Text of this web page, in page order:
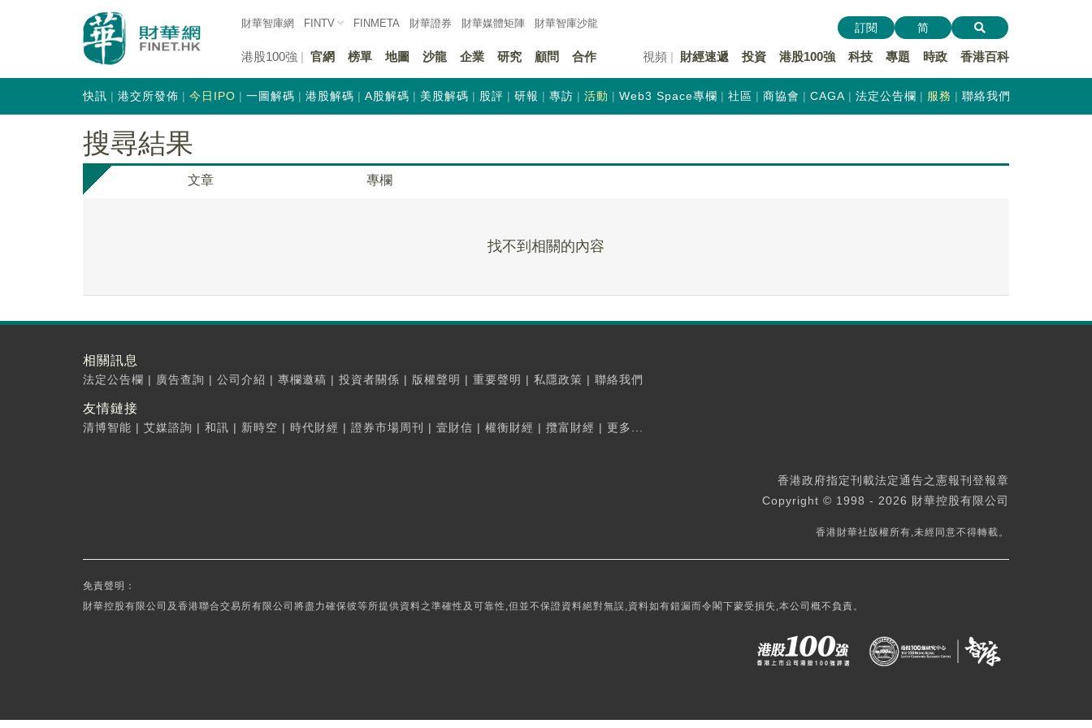
財華智庫網 FINTV FINMETA 財華證券 財華媒體矩陣 財華智庫沙龍
港股100強 官網 榜單 地圖 沙龍 企業 研究 顧問 合作 視頻 財經速遞 投資 港股100強 科技 專題 時政 香港百科
訂閱 简
快訊 港交所發佈 今日IPO 一圖解碼 港股解碼 A股解碼 美股解碼 股評 研報 專訪 活動 Web3 Space專欄 社區 商協會 CAGA 法定公告欄 服務 聯絡我們
搜尋結果
文章 專欄
找不到相關的內容
相關訊息
法定公告欄 | 廣告查詢 | 公司介紹 | 專欄邀稿 | 投資者關係 | 版權聲明 | 重要聲明 | 私隱政策 | 聯絡我們
友情鏈接
清博智能 | 艾媒諮詢 | 和訊 | 新時空 | 時代財經 | 證券市場周刊 | 壹財信 | 權衡財經 | 攬富財經 | 更多...
香港政府指定刊載法定通告之憲報刊登報章
Copyright © 1998 - 2026 財華控股有限公司
香港財華社版權所有,未經同意不得轉載。
免責聲明：
財華控股有限公司及香港聯合交易所有限公司將盡力確保彼等所提供資料之準確性及可靠性,但並不保證資料絕對無誤,資料如有錯漏而令閣下蒙受損失,本公司概不負責。